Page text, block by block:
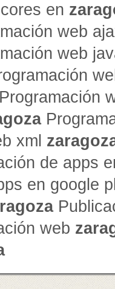
en
web
web
xml
de apps
en google
web